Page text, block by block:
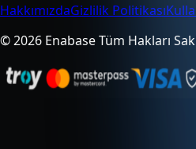
HakkımızdaGizlilik Politikası
© 2026 Enabase Tüm Hakları